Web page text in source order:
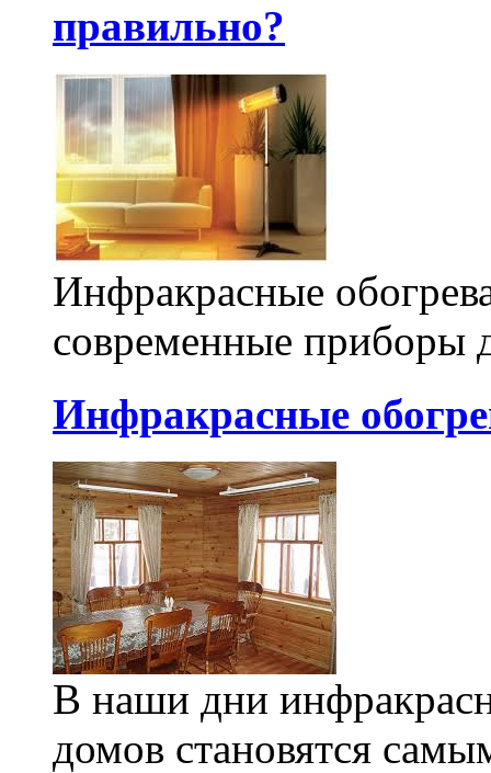
правильно?
Инфракрасные
современные приборы
Инфракрасные
В наши дни
домов становятся